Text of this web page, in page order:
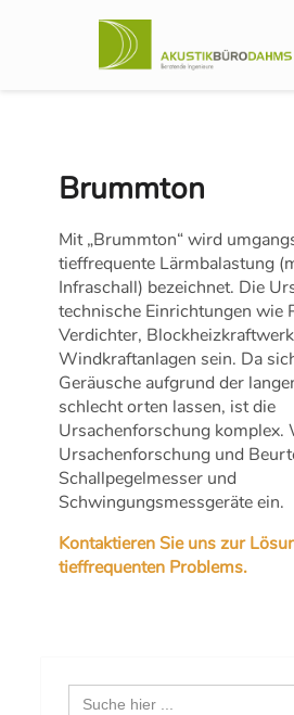
Brummton
Mit „Brummton“ wird
tieffrequente Lärmbalastung
Infraschall) bezeichnet. Die
technische Einrichtungen wie
Verdichter,
Windkraftanlagen sein. Da
Geräusche aufgrund der
schlecht orten lassen, ist die
Ursachenforschung komplex.
Ursachenforschung und
Schallpegelmesser und
Schwingungsmessgeräte ein.
Kontaktieren Sie uns zur
tieffrequenten Problems.
Search
for: